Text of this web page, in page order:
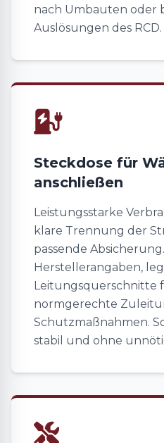
nach Umbauten oder
Auslösungen des RCD.
Steckdose für
anschließen
Leistungsstarke
klare Trennung der
passende
Herstellerangaben,
Leitungsquerschnitte
normgerechte
Schutzmaßnahmen.
stabil und ohne